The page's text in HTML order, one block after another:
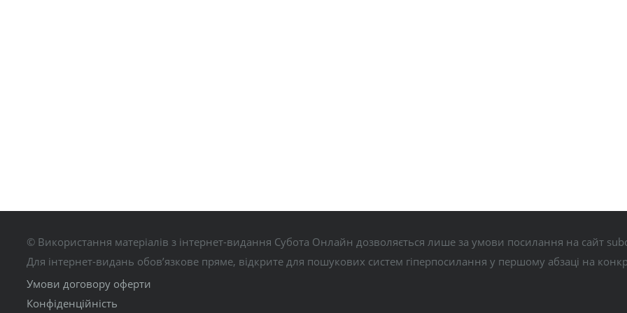
© Використання матеріалів з інтернет-видання Субота Онлайн дозволяється лише за умови посилання на сайт
Для інтернет-видань обов’язкове пряме, відкрите для пошукових систем гіперпосилання у першому абзаці на
Умови договору оферти
Конфіденційність